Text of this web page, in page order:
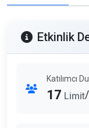
Etkinlik
Katılımcı
17 Limit/